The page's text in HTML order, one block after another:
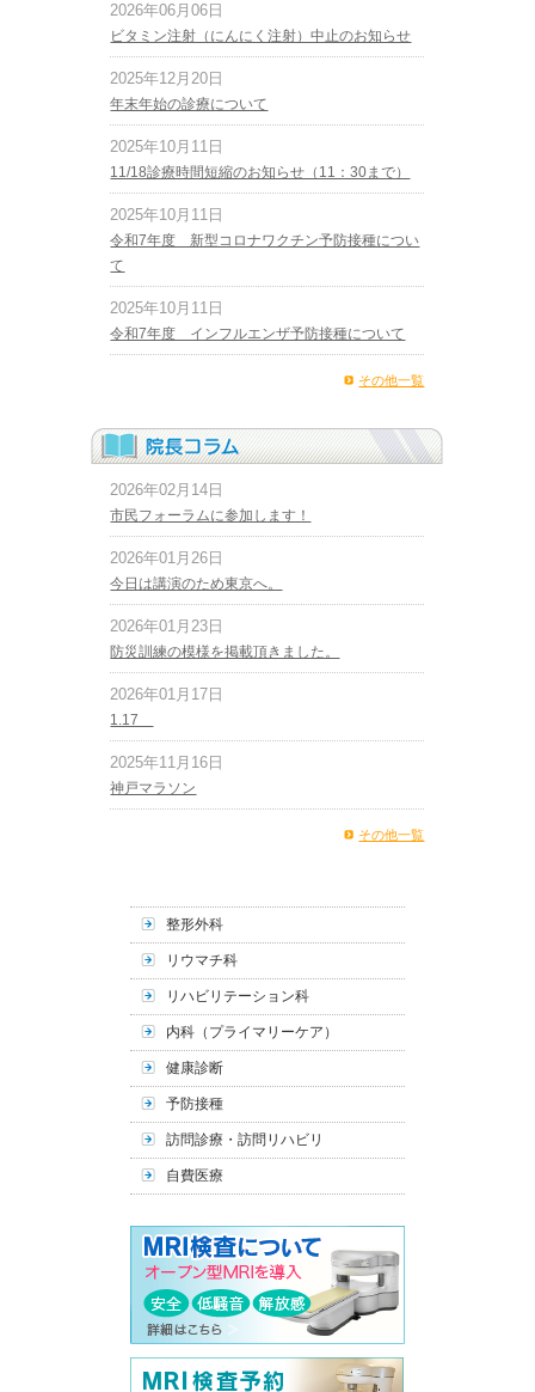
2026年06月06日
ビタミン注射（にんにく注射）中止のお知らせ
2025年12月20日
年末年始の診療について
2025年10月11日
11/18診療時間短縮のお知らせ（11：30まで）
2025年10月11日
令和7年度 新型コロナワクチン予防接種につい
て
2025年10月11日
令和7年度 インフルエンザ予防接種について
その他一覧
2026年02月14日
市民フォーラムに参加します！
2026年01月26日
今日は講演のため東京へ。
2026年01月23日
防災訓練の模様を掲載頂きました。
2026年01月17日
1.17
2025年11月16日
神戸マラソン
その他一覧
整形外科
リウマチ科
リハビリテーション科
内科（プライマリーケア）
健康診断
予防接種
訪問診療・訪問リハビリ
自費医療